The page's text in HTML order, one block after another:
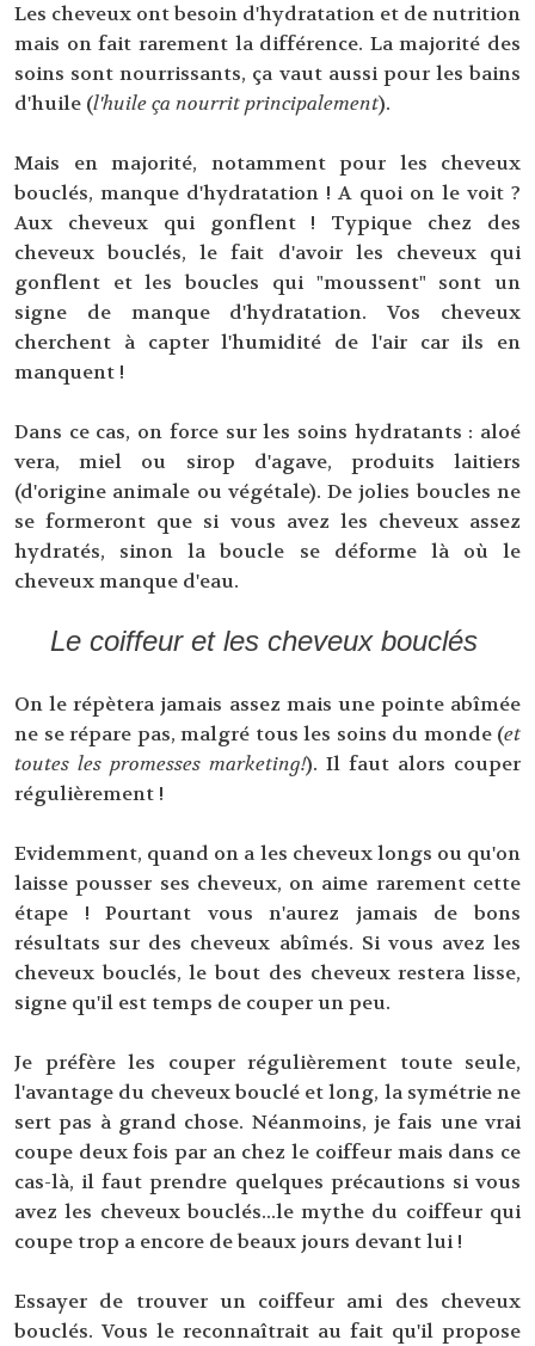
Les cheveux ont besoin d'hydratation et de nutrition
mais on fait rarement la différence. La majorité des
soins sont nourrissants, ça vaut aussi pour les bains
d'huile (l'huile ça nourrit principalement).
Mais en majorité, notamment pour les cheveux
bouclés, manque d'hydratation ! A quoi on le voit ?
Aux cheveux qui gonflent ! Typique chez des
cheveux bouclés, le fait d'avoir les cheveux qui
gonflent et les boucles qui "moussent" sont un
signe de manque d'hydratation. Vos cheveux
cherchent à capter l'humidité de l'air car ils en
manquent !
Dans ce cas, on force sur les soins hydratants : aloé
vera, miel ou sirop d'agave, produits laitiers
(d'origine animale ou végétale). De jolies boucles ne
se formeront que si vous avez les cheveux assez
hydratés, sinon la boucle se déforme là où le
cheveux manque d'eau.
Le coiffeur et les cheveux bouclés
On le répètera jamais assez mais une pointe abîmée
ne se répare pas, malgré tous les soins du monde (et
toutes les promesses marketing!). Il faut alors couper
régulièrement !
Evidemment, quand on a les cheveux longs ou qu'on
laisse pousser ses cheveux, on aime rarement cette
étape ! Pourtant vous n'aurez jamais de bons
résultats sur des cheveux abîmés. Si vous avez les
cheveux bouclés, le bout des cheveux restera lisse,
signe qu'il est temps de couper un peu.
Je préfère les couper régulièrement toute seule,
l'avantage du cheveux bouclé et long, la symétrie ne
sert pas à grand chose. Néanmoins, je fais une vrai
coupe deux fois par an chez le coiffeur mais dans ce
cas-là, il faut prendre quelques précautions si vous
avez les cheveux bouclés...le mythe du coiffeur qui
coupe trop a encore de beaux jours devant lui !
Essayer de trouver un coiffeur ami des cheveux
bouclés. Vous le reconnaîtrait au fait qu'il propose